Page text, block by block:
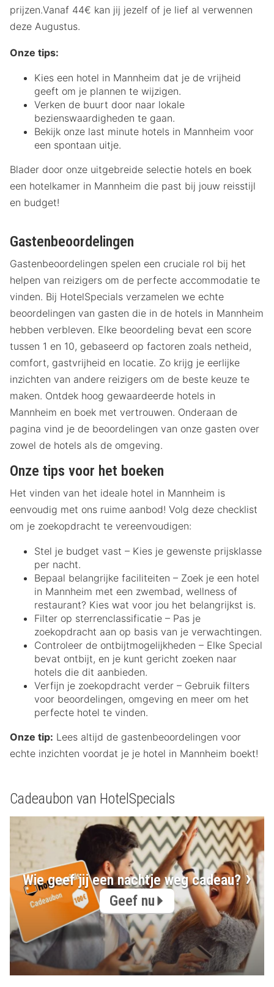
prijzen.Vanaf 44€ kan jij jezelf of je lief al verwennen
deze Augustus.
Onze tips:
Kies een hotel in Mannheim dat je de vrijheid
geeft om je plannen te wijzigen.
Verken de buurt door naar lokale
bezienswaardigheden te gaan.
Bekijk onze last minute hotels in Mannheim voor
een spontaan uitje.
Blader door onze uitgebreide selectie hotels en boek
een hotelkamer in Mannheim die past bij jouw reisstijl
en budget!
Gastenbeoordelingen
Gastenbeoordelingen spelen een cruciale rol bij het
helpen van reizigers om de perfecte accommodatie te
vinden. Bij HotelSpecials verzamelen we echte
beoordelingen van gasten die in de hotels in Mannheim
hebben verbleven. Elke beoordeling bevat een score
tussen 1 en 10, gebaseerd op factoren zoals netheid,
comfort, gastvrijheid en locatie. Zo krijg je eerlijke
inzichten van andere reizigers om de beste keuze te
maken. Ontdek hoog gewaardeerde hotels in
Mannheim en boek met vertrouwen. Onderaan de
pagina vind je de beoordelingen van onze gasten over
zowel de hotels als de omgeving.
Onze tips voor het boeken
Het vinden van het ideale hotel in Mannheim is
eenvoudig met ons ruime aanbod! Volg deze checklist
om je zoekopdracht te vereenvoudigen:
Stel je budget vast – Kies je gewenste prijsklasse
per nacht.
Bepaal belangrijke faciliteiten – Zoek je een hotel
in Mannheim met een zwembad, wellness of
restaurant? Kies wat voor jou het belangrijkst is.
Filter op sterrenclassificatie – Pas je
zoekopdracht aan op basis van je verwachtingen.
Controleer de ontbijtmogelijkheden – Elke Special
bevat ontbijt, en je kunt gericht zoeken naar
hotels die dit aanbieden.
Verfijn je zoekopdracht verder – Gebruik filters
voor beoordelingen, omgeving en meer om het
perfecte hotel te vinden.
Onze tip: Lees altijd de gastenbeoordelingen voor
echte inzichten voordat je je hotel in Mannheim boekt!
Cadeaubon van HotelSpecials
Wie geef jij een nachtje weg cadeau?
Geef nu